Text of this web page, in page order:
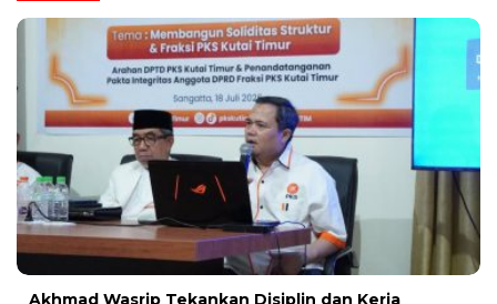
Akhmad Wasrip Tekankan Disiplin dan Kerja